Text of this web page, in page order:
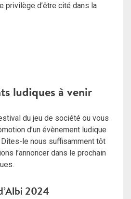
privilège d’être cité dans la
ludiques à venir
du jeu de société ou vous
d’un évènement ludique
le nous suffisamment tôt
l’annoncer dans le prochain
2024